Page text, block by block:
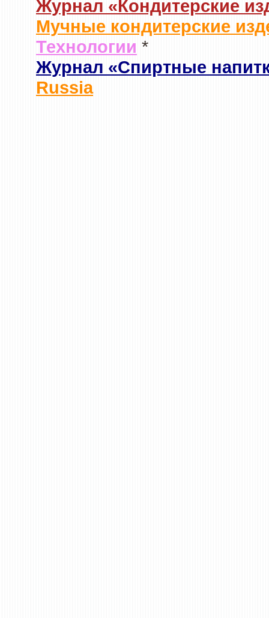
Журнал «Кондитерские
Мучные кондитерские
Технологии *
Журнал «Спиртные
Russia